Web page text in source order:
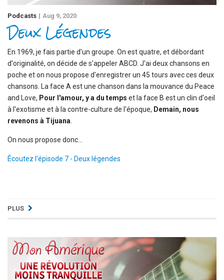
Podcasts Aug 9, 2020
Deux Légendes
En 1969, je fais partie d'un groupe. On est quatre, et débordant
d'originalité, on décide de s'appeler ABCD. J'ai deux chansons en
poche et on nous propose d'enregistrer un 45 tours avec ces deux
chansons. La face A est une chanson dans la mouvance du Peace
and Love, Pour l'amour, y a du temps et la face B est un clin d'oeil
à l'exotisme et à la contre-culture de l'époque, Demain, nous
revenons à Tijuana
On nous propose donc...
Écoutez l'épisode 7 - Deux légendes
PLUS